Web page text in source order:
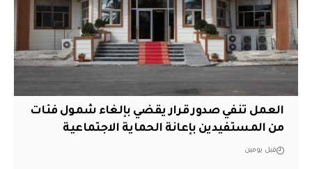
العمل تنفي صدور قرار يقضي بإلغاء شمول فئات
من المستفيدين بإعانة الحماية الاجتماعية
قبل يومين